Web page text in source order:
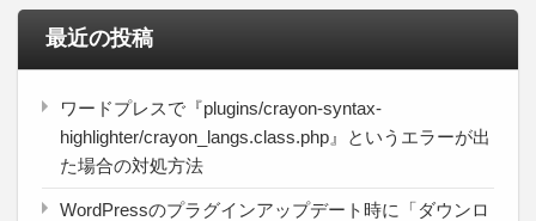
最近の投稿
ワードプレスで『plugins/crayon-syntax-
highlighter/crayon_langs.class.php』というエラーが出
た場合の対処方法
WordPressのプラグインアップデート時に「ダウンロ